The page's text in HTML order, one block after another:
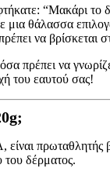
“Μακάρι το
μια θάλασσα
να βρίσκεται
πρέπει να
του εαυτού σας!
είναι
του δέρματος.